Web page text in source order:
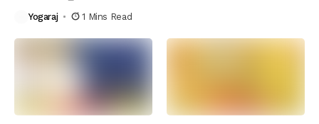
Yogaraj 1 Mins Read